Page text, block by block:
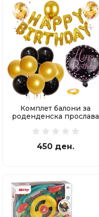
Комплет балони за
роденденска прослава
450 ден.